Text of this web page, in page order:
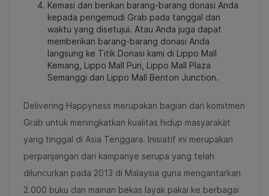
Kemasi dan berikan barang-barang donasi Anda
kepada pengemudi Grab pada tanggal dan
waktu yang disetujui. Atau Anda juga dapat
memberikan barang-barang donasi Anda
langsung ke Titik Donasi kami di Lippo Mall
Kemang, Lippo Mall Puri, Lippo Mall Plaza
Semanggi dan Lippo Mall Benton Junction.
Delivering Happyness merupakan bagian dari komitmen
Grab untuk meningkatkan kualitas hidup masyarakat
yang tinggal di Asia Tenggara. Inisiatif ini merupakan
perpanjangan dari kampanye serupa yang telah
diluncurkan pada 2013 di Malaysia guna mengantarkan
2.000 buku dan mainan bekas layak pakai ke berbagai